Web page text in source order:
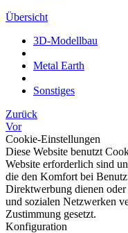
Übersicht
3D-Modellbau
Metal Earth
Sonstiges
Zurück
Vor
Cookie-Einstellungen
Diese Website benutzt
Website erforderlich sind
die den Komfort bei
Direktwerbung dienen
und sozialen Netzwerken
Zustimmung gesetzt.
Konfiguration